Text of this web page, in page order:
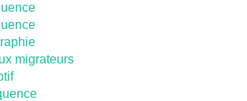
migrateurs